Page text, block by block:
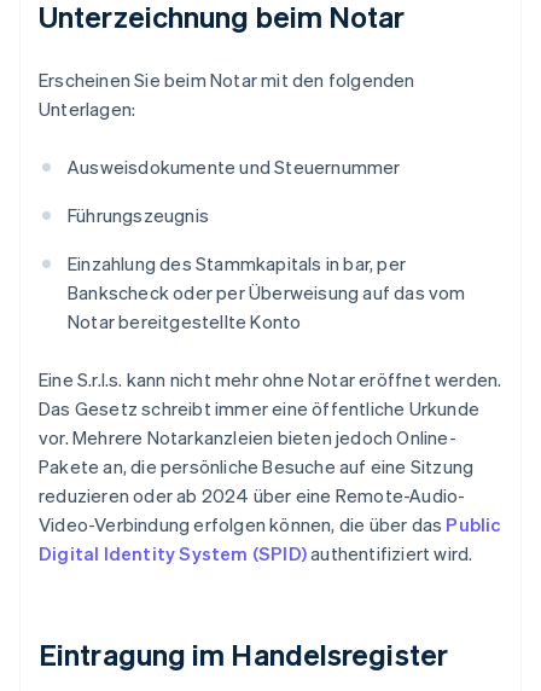
Unterzeichnung beim Notar
Erscheinen Sie beim Notar mit den folgenden
Unterlagen:
Ausweisdokumente und Steuernummer
Führungszeugnis
Einzahlung des Stammkapitals in bar, per
Bankscheck oder per Überweisung auf das vom
Notar bereitgestellte Konto
Eine S.r.l.s. kann nicht mehr ohne Notar eröffnet werden.
Das Gesetz schreibt immer eine öffentliche Urkunde
vor. Mehrere Notarkanzleien bieten jedoch Online-
Pakete an, die persönliche Besuche auf eine Sitzung
reduzieren oder ab 2024 über eine Remote-Audio-
Video-Verbindung erfolgen können, die über das Public
Digital Identity System (SPID)authentifiziert wird.
Eintragung im Handelsregister